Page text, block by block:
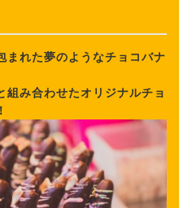
まれた夢のようなチョコバナ
組み合わせたオリジナルチョ